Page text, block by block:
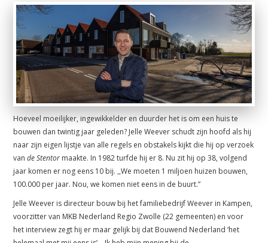
Hoeveel moeilijker, ingewikkelder en duurder het is om een huis te
bouwen dan twintig jaar geleden? Jelle Weever schudt zijn hoofd als hij
naar zijn eigen lijstje van alle regels en obstakels kijkt die hij op verzoek
vande Stentor maakte. In 1982 turfde hij er 8. Nu zit hij op 38, volgend
jaar komen er nog eens 10 bij. ,,We moeten 1 miljoen huizen bouwen,
100.000 per jaar. Nou, we komen niet eens in de buurt.”
Jelle Weever is directeur bouw bij het familiebedrijf Weever in Kampen,
voorzitter van MKB Nederland Regio Zwolle (22 gemeenten) en voor
het interview zegt hij er maar gelijk bij dat Bouwend Nederland ‘het